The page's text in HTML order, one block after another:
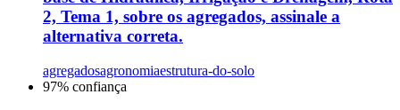
2, Tema 1, sobre os agregados, assinale a
alternativa correta.
agregadosagronomiaestrutura-do-solo
97% confiança